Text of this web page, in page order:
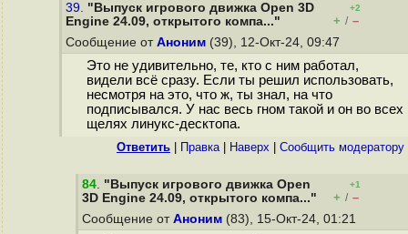
39. "Выпуск игрового движка Open 3D
Engine 24.09, открытого компа..."
+2
+ / –
Сообщение от Аноним (39), 12-Окт-24, 09:47
Это не удивительно, те, кто с ним работал,
видели всё сразу. Если ты решил использовать,
несмотря на это, что ж, ты знал, на что
подписывался. У нас весь гном такой и он во всех
щелях линукс-десктопа.
Ответить Правка| Наверх Cообщить модератору
84. "Выпуск игрового движка Open
3D Engine 24.09, открытого компа..."
+1
+ / –
Сообщение от Аноним (83), 15-Окт-24, 01:21